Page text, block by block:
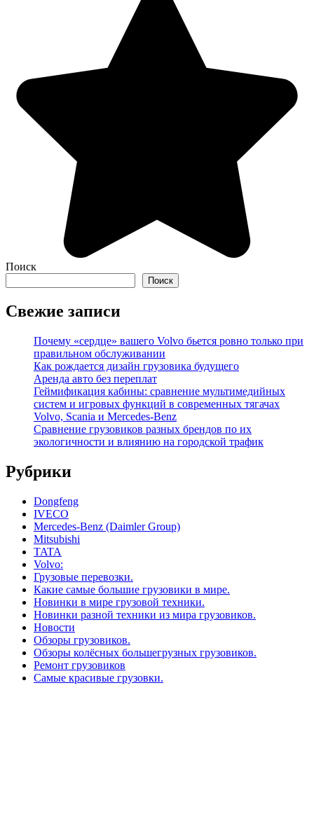
Поиск
Поиск
Свежие записи
Почему «сердце» вашего Volvo бьется ровно только при
правильном обслуживании
Как рождается дизайн грузовика будущего
Аренда авто без переплат
Геймификация кабины: сравнение мультимедийных
систем и игровых функций в современных тягачах
Volvo, Scania и Mercedes-Benz
Сравнение грузовиков разных брендов по их
экологичности и влиянию на городской трафик
Рубрики
Dongfeng
IVECO
Mercedes-Benz (Daimler Group)
Mitsubishi
TATA
Volvo:
Грузовые перевозки.
Какие самые большие грузовики в мире.
Новинки в мире грузовой техники.
Новинки разной техники из мира грузовиков.
Новости
Обзоры грузовиков.
Обзоры колёсных большегрузных грузовиков.
Ремонт грузовиков
Самые красивые грузовки.